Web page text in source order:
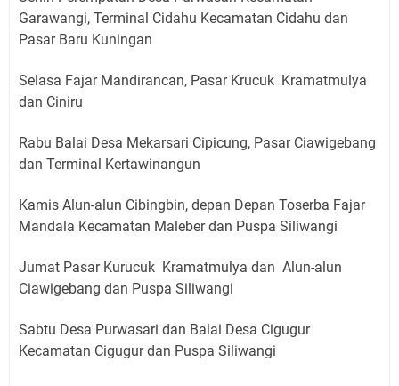
Garawangi, Terminal Cidahu Kecamatan Cidahu dan
Pasar Baru Kuningan
Selasa Fajar Mandirancan, Pasar Krucuk Kramatmulya
dan Ciniru
Rabu Balai Desa Mekarsari Cipicung, Pasar Ciawigebang
dan Terminal Kertawinangun
Kamis Alun-alun Cibingbin, depan Depan Toserba Fajar
Mandala Kecamatan Maleber dan Puspa Siliwangi
Jumat Pasar Kurucuk Kramatmulya dan Alun-alun
Ciawigebang dan Puspa Siliwangi
Sabtu Desa Purwasari dan Balai Desa Cigugur
Kecamatan Cigugur dan Puspa Siliwangi